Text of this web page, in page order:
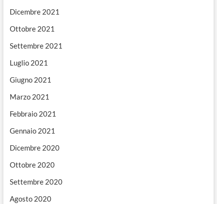
Dicembre 2021
Ottobre 2021
Settembre 2021
Luglio 2021
Giugno 2021
Marzo 2021
Febbraio 2021
Gennaio 2021
Dicembre 2020
Ottobre 2020
Settembre 2020
Agosto 2020